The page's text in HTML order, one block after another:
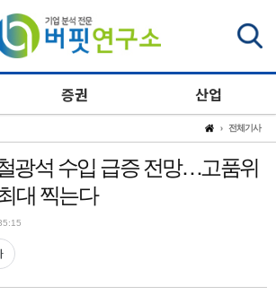
증권 산업
전체기사
광석 수입 급증 전망…고품위
대 찍는다
검색